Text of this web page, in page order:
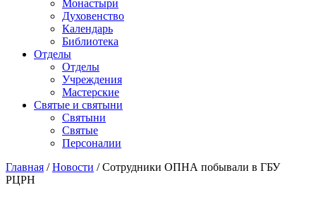
Монастыри
Духовенство
Календарь
Библиотека
Отделы
Отделы
Учреждения
Мастерские
Святые и святыни
Cвятыни
Cвятые
Персоналии
Главная /Новости /Сотрудники ОПНА побывали в ГБУ
РЦРН